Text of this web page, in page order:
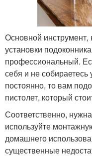
Основной
установки
профессиональный.
себя и не собираетесь
постоянно, то вам
пистолет, который
Соответственно,
используйте
домашнего
существенные